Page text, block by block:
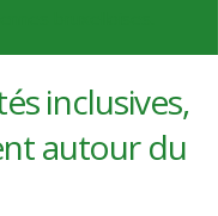
inclusives,
autour du